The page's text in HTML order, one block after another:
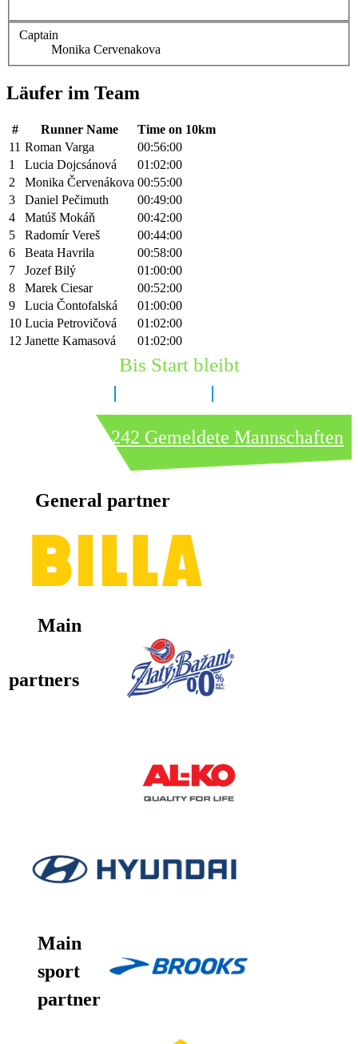
Captain
Monika Cervenakova
Läufer im Team
# Runner Name
Time on 10km
11 Roman Varga
00:56:00
1
Lucia Dojcsánová
01:02:00
2
Monika Červenákova 00:55:00
3
Daniel Pečimuth
00:49:00
4
Matúš Mokáň
00:42:00
5
Radomír Vereš
00:44:00
6
Beata Havrila
00:58:00
7
Jozef Bilý
01:00:00
8
Marek Ciesar
00:52:00
9
Lucia Čontofalská
01:00:00
10 Lucia Petrovičová
01:02:00
12 Janette Kamasová 01:02:00
Bis Start bleibt
242 Gemeldete Mannschaften
General partner
Main
partners
Main
sport
partner